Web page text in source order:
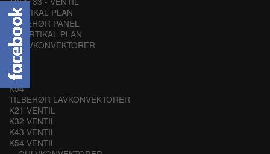
VERTIKAL PLAN
TILBEHØR PANEL
VERTIKAL PLAN
LAVKONVEKTORER
K21
K32
K43
K54
TILBEHØR LAVKONVEKTORER
K21 VENTIL
K32 VENTIL
K43 VENTIL
K54 VENTIL